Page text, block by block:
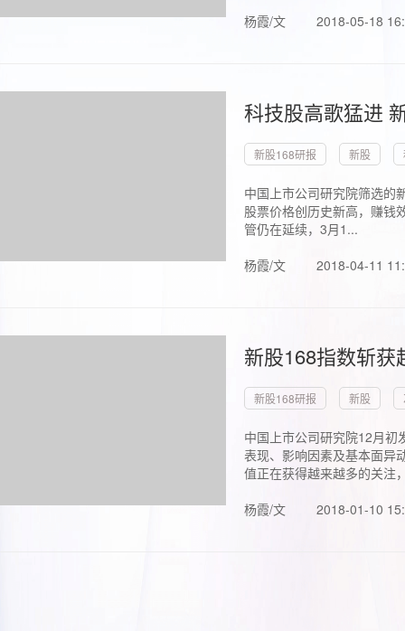
杨霞/文 2018-05-18
科技股高歌猛进
新股168研报 新股
中国上市公司研究院筛选的
股票价格创历史新高，赚钱
管仍在延续，3月1...
杨霞/文
2018-04-11
新股168指数斩
新股168研报 新股
中国上市公司研究院12月初
表现、影响因素及基本面异
值正在获得越来越多的关注
杨霞/文
2018-01-10